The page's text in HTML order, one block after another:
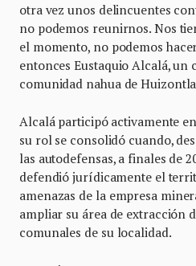
otra vez unos delincuentes
no podemos reunirnos. Nos
el momento, no podemos
entonces Eustaquio Alcalá, un
comunidad nahua de
Alcalá participó activamente
su rol se consolidó cuando,
las autodefensas, a finales de
defendió jurídicamente el
amenazas de la empresa
ampliar su área de extracción
comunales de su localidad.